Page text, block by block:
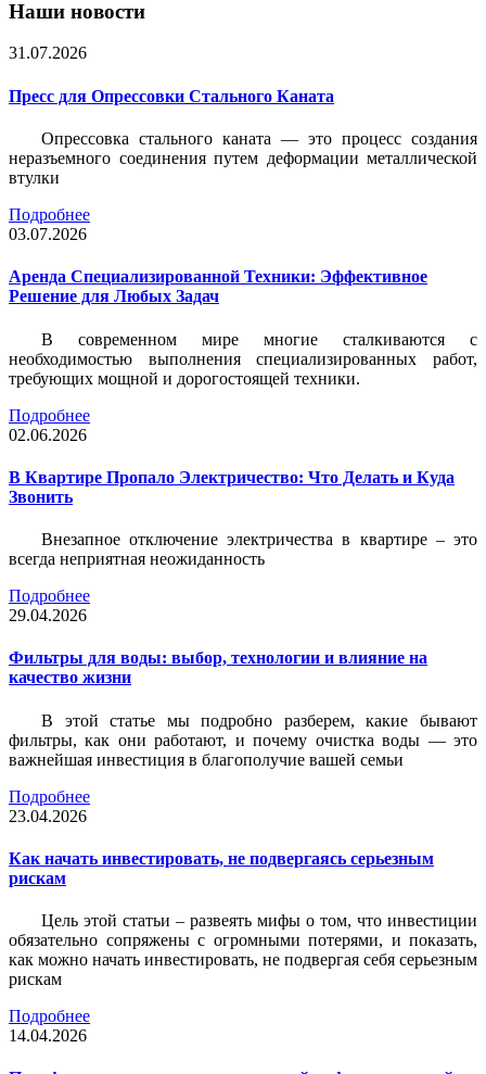
Наши новости
31.07.2026
Пресс для Опрессовки Стального Каната
Опрессовка стального каната — это процесс создания
неразъемного соединения путем деформации металлической
втулки
Подробнее
03.07.2026
Аренда Специализированной Техники: Эффективное
Решение для Любых Задач
В современном мире многие сталкиваются с
необходимостью выполнения специализированных работ,
требующих мощной и дорогостоящей техники.
Подробнее
02.06.2026
В Квартире Пропало Электричество: Что Делать и Куда
Звонить
Внезапное отключение электричества в квартире – это
всегда неприятная неожиданность
Подробнее
29.04.2026
Фильтры для воды: выбор, технологии и влияние на
качество жизни
В этой статье мы подробно разберем, какие бывают
фильтры, как они работают, и почему очистка воды — это
важнейшая инвестиция в благополучие вашей семьи
Подробнее
23.04.2026
Как начать инвестировать, не подвергаясь серьезным
рискам
Цель этой статьи – развеять мифы о том, что инвестиции
обязательно сопряжены с огромными потерями, и показать,
как можно начать инвестировать, не подвергая себя серьезным
рискам
Подробнее
14.04.2026